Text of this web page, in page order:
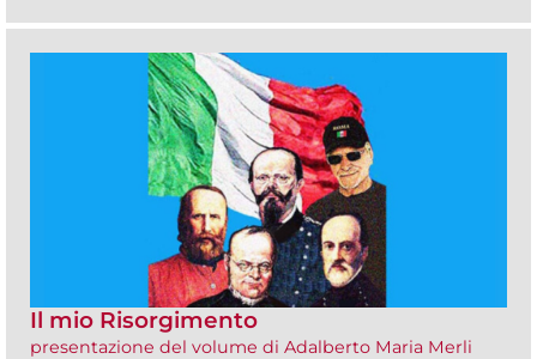
Il mio Risorgimento
presentazione del volume di Adalberto Maria Merli